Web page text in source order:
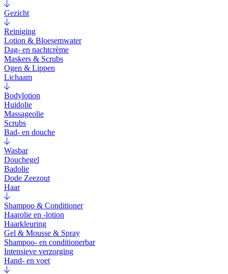
Gezicht
Reiniging
Lotion & Bloesemwater
Dag- en nachtcrème
Maskers & Scrubs
Ogen & Lippen
Lichaam
Bodylotion
Huidolie
Massageolie
Scrubs
Bad- en douche
Wasbar
Douchegel
Badolie
Dode Zeezout
Haar
Shampoo & Conditioner
Haarolie en -lotion
Haarkleuring
Gel & Mousse & Spray
Shampoo- en conditionerbar
Intensieve verzorging
Hand- en voet